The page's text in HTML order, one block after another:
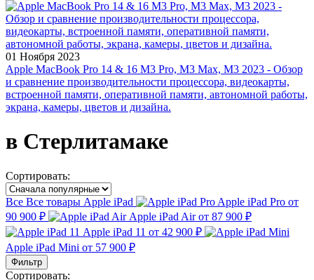
01 Ноября 2023
Apple MacBook Pro 14 & 16 M3 Pro, M3 Max, M3 2023 - Обзор
и сравнение производительности процессора, видеокарты,
встроенной памяти, оперативной памяти, автономной работы,
экрана, камеры, цветов и дизайна.
в Стерлитамаке
Сортировать:
Все Все товары Apple iPad Apple iPad Pro от
90 900 ₽
Apple iPad Air от 87 900 ₽
Apple iPad 11 от 42 900 ₽
Apple iPad Mini от 57 900 ₽
Фильтр
Сортировать: